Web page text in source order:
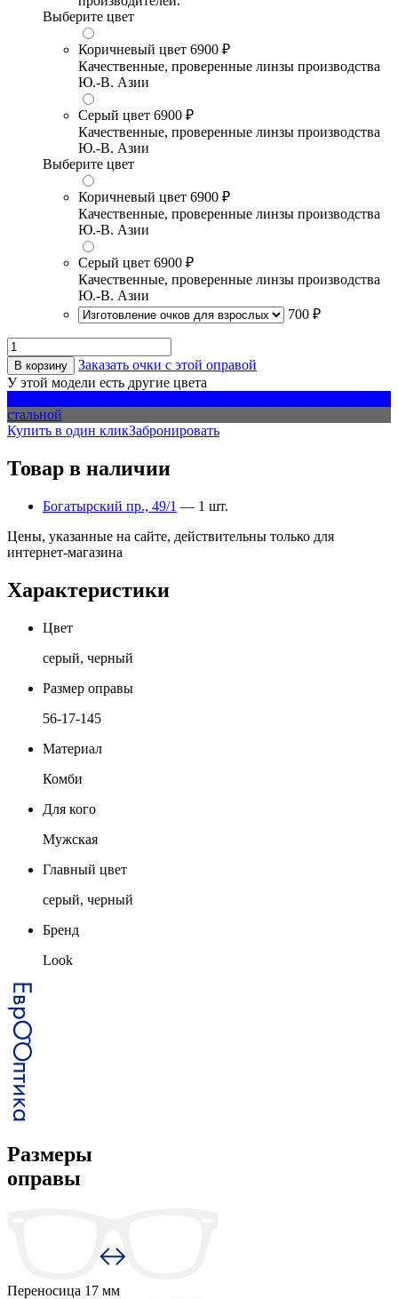
Выберите цвет
Коричневый цвет 6900 ₽
Качественные, проверенные линзы производства
Ю.-В. Азии
Серый цвет 6900 ₽
Качественные, проверенные линзы производства
Ю.-В. Азии
Выберите цвет
Коричневый цвет 6900 ₽
Качественные, проверенные линзы производства
Ю.-В. Азии
Серый цвет 6900 ₽
Качественные, проверенные линзы производства
Ю.-В. Азии
700 ₽
В корзину
Заказать очки с этой оправой
У этой модели есть другие цвета
стальной
Купить в один кликЗабронировать
Товар в наличии
Богатырский пр., 49/1 — 1 шт.
Цены, указанные на сайте, действительны только для
интернет-магазина
Характеристики
Цвет
серый, черный
Размер оправы
56-17-145
Материал
Комби
Для кого
Мужская
Главный цвет
серый, черный
Бренд
Look
Размеры
оправы
Переносица 17 мм